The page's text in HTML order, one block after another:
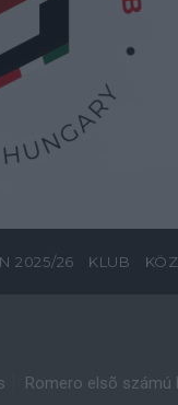
2025/26 KLUB
Romero elsõ számú